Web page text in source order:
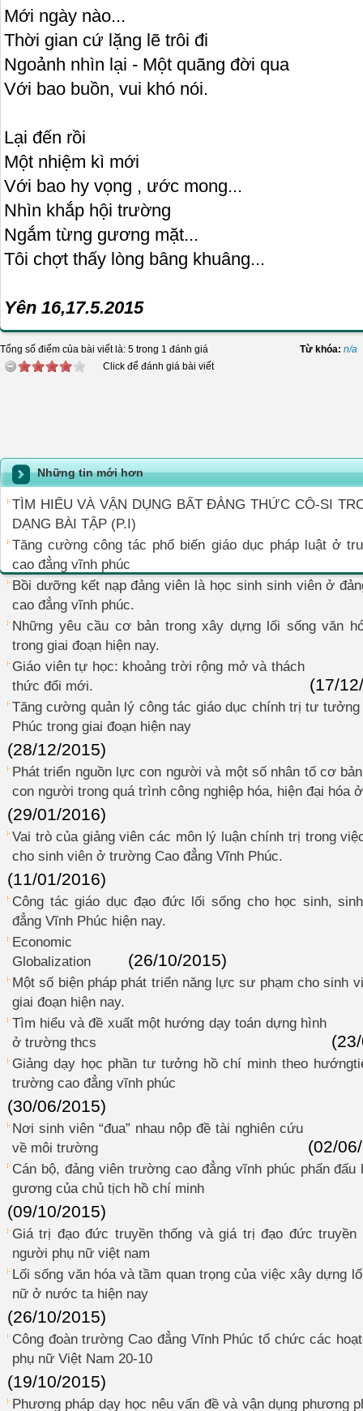
Mới ngày nào...
Thời gian cứ lặng lẽ trôi đi
Ngoảnh nhìn lại - Một quãng đời qua
Với bao buồn, vui khó nói.
Lại đến rồi
Một nhiệm kì mới
Với bao hy vọng , ước mong...
Nhìn khắp hội trường
Ngắm từng gương mặt...
Tôi chợt thấy lòng bâng khuâng...
Yên 16,17.5.2015
Tổng số điểm của bài viết là: 5 trong 1 đánh giá
Click để đánh giá bài viết
Từ khóa: n/a
Những tin mới hơn
TÌM HIỂU VÀ VẬN DỤNG BẤT ĐẲNG THỨC CÔ-SI
DẠNG BÀI TẬP (P.I)
Tăng cường công tác phổ biến giáo dục pháp luật ở
cao đẳng vĩnh phúc
Bồi dưỡng kết nạp đảng viên là học sinh sinh viên ở
cao đẳng vĩnh phúc.
Những yêu cầu cơ bản trong xây dựng lối sống văn
trong giai đoạn hiện nay.
Giáo viên tự học: khoảng trời rộng mở và thách
thức đổi mới.
(17/
Tăng cường quản lý công tác giáo dục chính trị tư
Phúc trong giai đoạn hiện nay
(28/12/2015)
Phát triển nguồn lực con người và một số nhân tố cơ
con người trong quá trình công nghiệp hóa, hiện đại hóa
(29/01/2016)
Vai trò của giảng viên các môn lý luận chính trị trong
cho sinh viên ở trường Cao đẳng Vĩnh Phúc.
(11/01/2016)
Công tác giáo dục đạo đức lối sống cho học sinh,
đẳng Vĩnh Phúc hiện nay.
Economic
Globalization
(26/10/2015)
Một số biện pháp phát triển năng lực sư phạm cho sinh
giai đoạn hiện nay.
Tìm hiểu và đề xuất một hướng dạy toán dựng hình
ở trường thcs
Giảng dạy học phần tư tưởng hồ chí minh theo
trường cao đẳng vĩnh phúc
(30/06/2015)
Nơi sinh viên “đua” nhau nộp đề tài nghiên cứu
về môi trường
(02/
Cán bộ, đảng viên trường cao đẳng vĩnh phúc phấn
gương của chủ tịch hồ chí minh
(09/10/2015)
Giá trị đạo đức truyền thống và giá trị đạo đức truyền
người phụ nữ việt nam
Lối sống văn hóa và tầm quan trọng của việc xây dựng
nữ ở nước ta hiện nay
(26/10/2015)
Công đoàn trường Cao đẳng Vĩnh Phúc tổ chức các
phụ nữ Việt Nam 20-10
(19/10/2015)
Phương pháp dạy học nêu vấn đề và vận dụng phương